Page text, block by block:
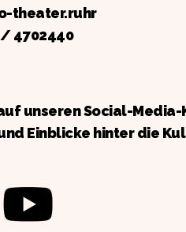
theater.ruhr
/ 4702440
unseren Social-
Einblicke hinter die